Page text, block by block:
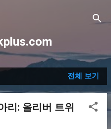
전체 보기
리: 올리버 트위